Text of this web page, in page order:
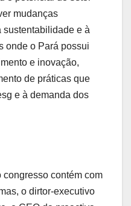
mudanças
e à
onde o Pará possui
e inovação,
de práticas que
e à demanda dos
contém com
o dirtor-executivo